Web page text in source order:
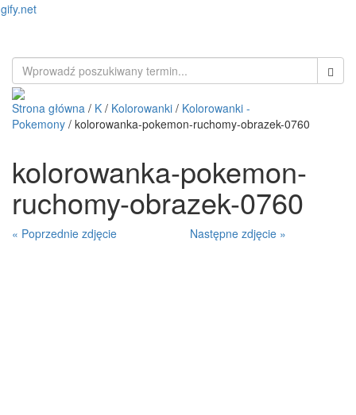
gify.net
Strona główna / K / Kolorowanki / Kolorowanki -
Pokemony / kolorowanka-pokemon-ruchomy-obrazek-0760
kolorowanka-pokemon-
ruchomy-obrazek-0760
« Poprzednie zdjęcie Następne zdjęcie »